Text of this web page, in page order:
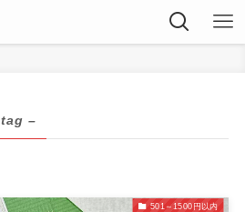
–
501～1500円以内